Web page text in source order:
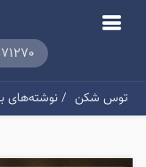
توس شکن / نوشته‌های